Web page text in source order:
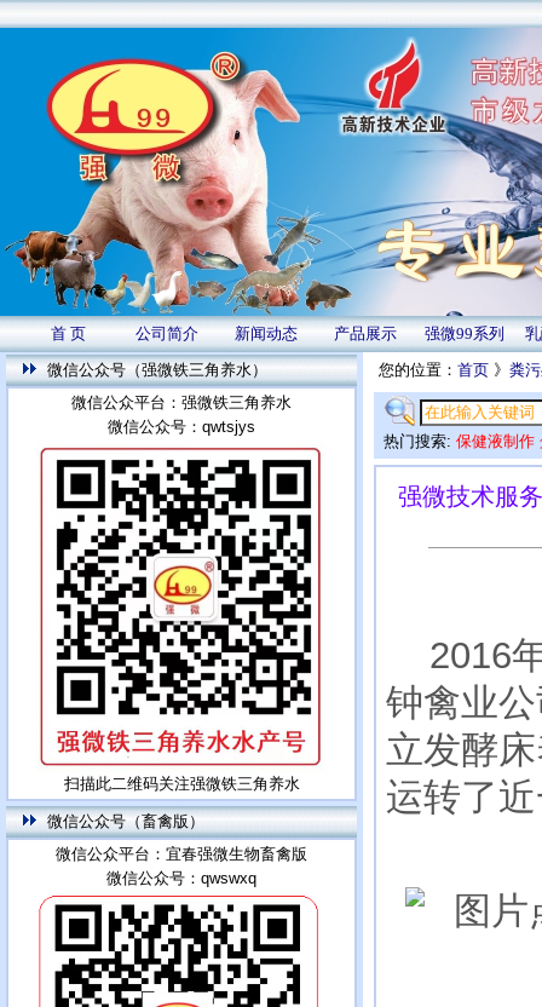
首 页 公司简介 新闻动态 产品展示 强微99系列
微信公众号（强微铁三角养水）
微信公众平台：强微铁三角养水
微信公众号：qwtsjys
扫描此二维码关注强微铁三角养水
微信公众号（畜禽版）
微信公众平台：宜春强微生物畜禽版
微信公众号：qwswxq
您的位置： 首页 》 粪
热门搜索: 保健液制作
强微技术服
2016年
钟禽业
立发酵
运转了